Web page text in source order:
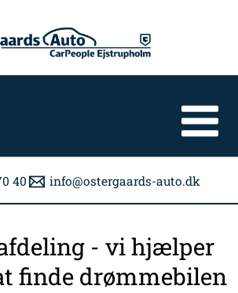
40 info@ostergaards-auto.dk
- vi hjælper
finde drømmebilen